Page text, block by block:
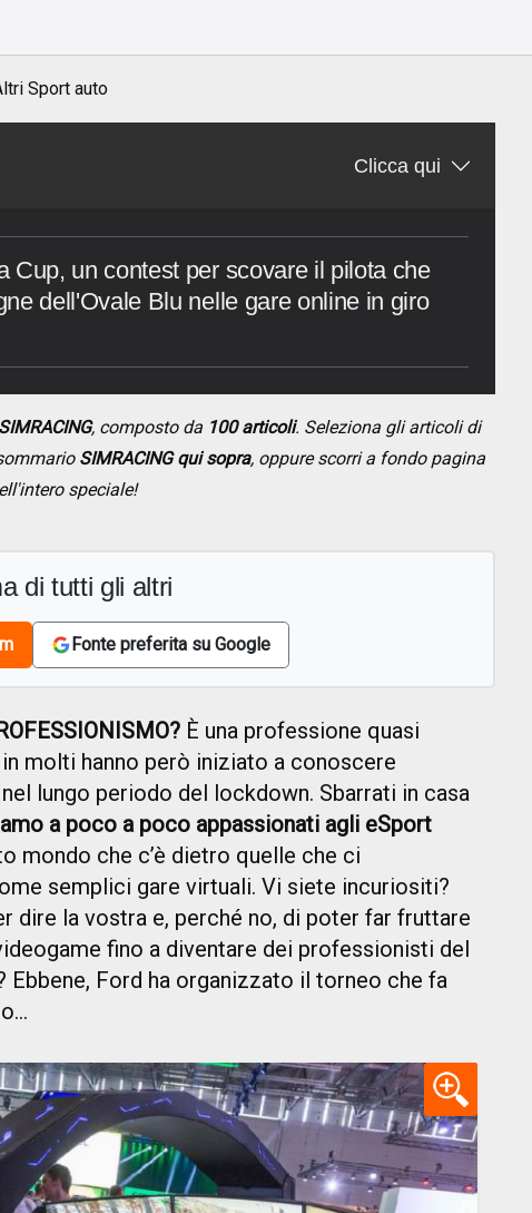
Sport auto
Clicca qui
Cup, un contest per scovare il pilota che
dell'Ovale Blu nelle gare online in giro
, composto da 100 articoli. Seleziona gli articoli di
SIMRACING qui sopra, oppure scorri a fondo pagina
speciale!
di tutti gli altri
Fonte preferita su Google
È una professione quasi
molti hanno però iniziato a conoscere
lungo periodo del lockdown. Sbarrati in casa
a poco a poco appassionati agli eSport
mondo che c’è dietro quelle che ci
semplici gare virtuali. Vi siete incuriositi?
dire la vostra e, perché no, di poter far fruttare
fino a diventare dei professionisti del
Ebbene, Ford ha organizzato il torneo che fa